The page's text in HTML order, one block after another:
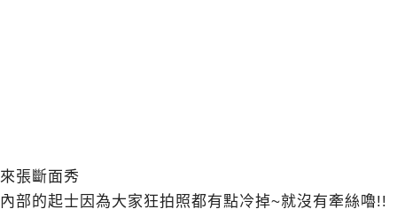
來張斷面秀
內部的起士因為大家狂拍照都有點冷掉~就沒有牽絲嚕!!